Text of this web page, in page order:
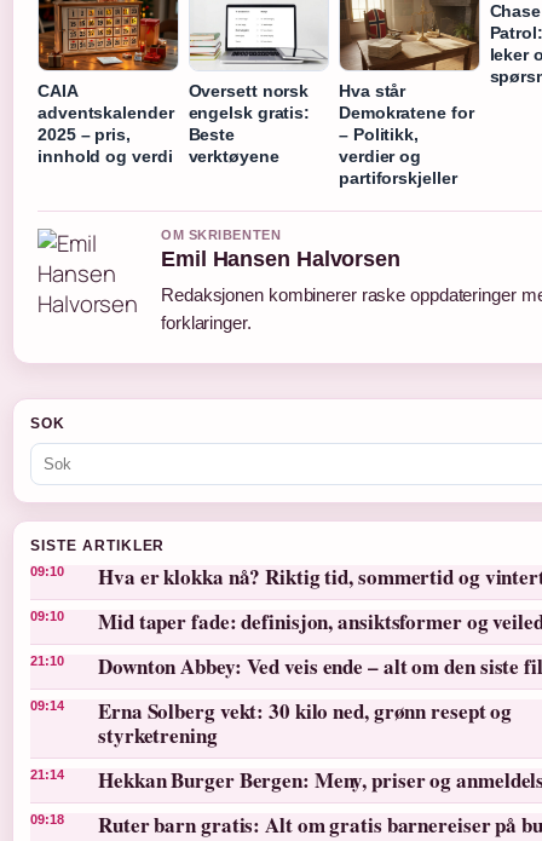
CAIA
adventskalender
2025 – pris,
innhold og verdi
Oversett norsk
engelsk gratis:
Beste
verktøyene
Hva står
Demokratene for
– Politikk,
verdier og
partiforskjeller
leker
OM SKRIBENTEN
Emil Hansen Halvorsen
Redaksjonen kombinerer raske oppdateringer
forklaringer.
SOK
SISTE ARTIKLER
09:10 Hva er klokka nå? Riktig tid, sommertid og
09:10 Mid taper fade: definisjon, ansiktsformer og
21:10 Downton Abbey: Ved veis ende – alt om den siste
09:14
Erna Solberg vekt: 30 kilo ned, grønn resept og
styrketrening
21:14 Hekkan Burger Bergen: Meny, priser og
09:18 Ruter barn gratis: Alt om gratis barnereiser på